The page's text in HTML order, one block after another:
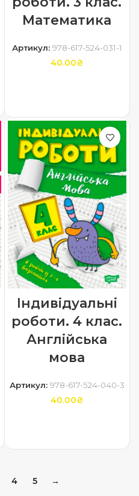
Математика
Артикул: 978-617-524-031-1
40.00₴
Індивідуальні
роботи. 4 клас.
Англійська
мова
Артикул: 978-617-524-040-3
40.00₴
4 5 →